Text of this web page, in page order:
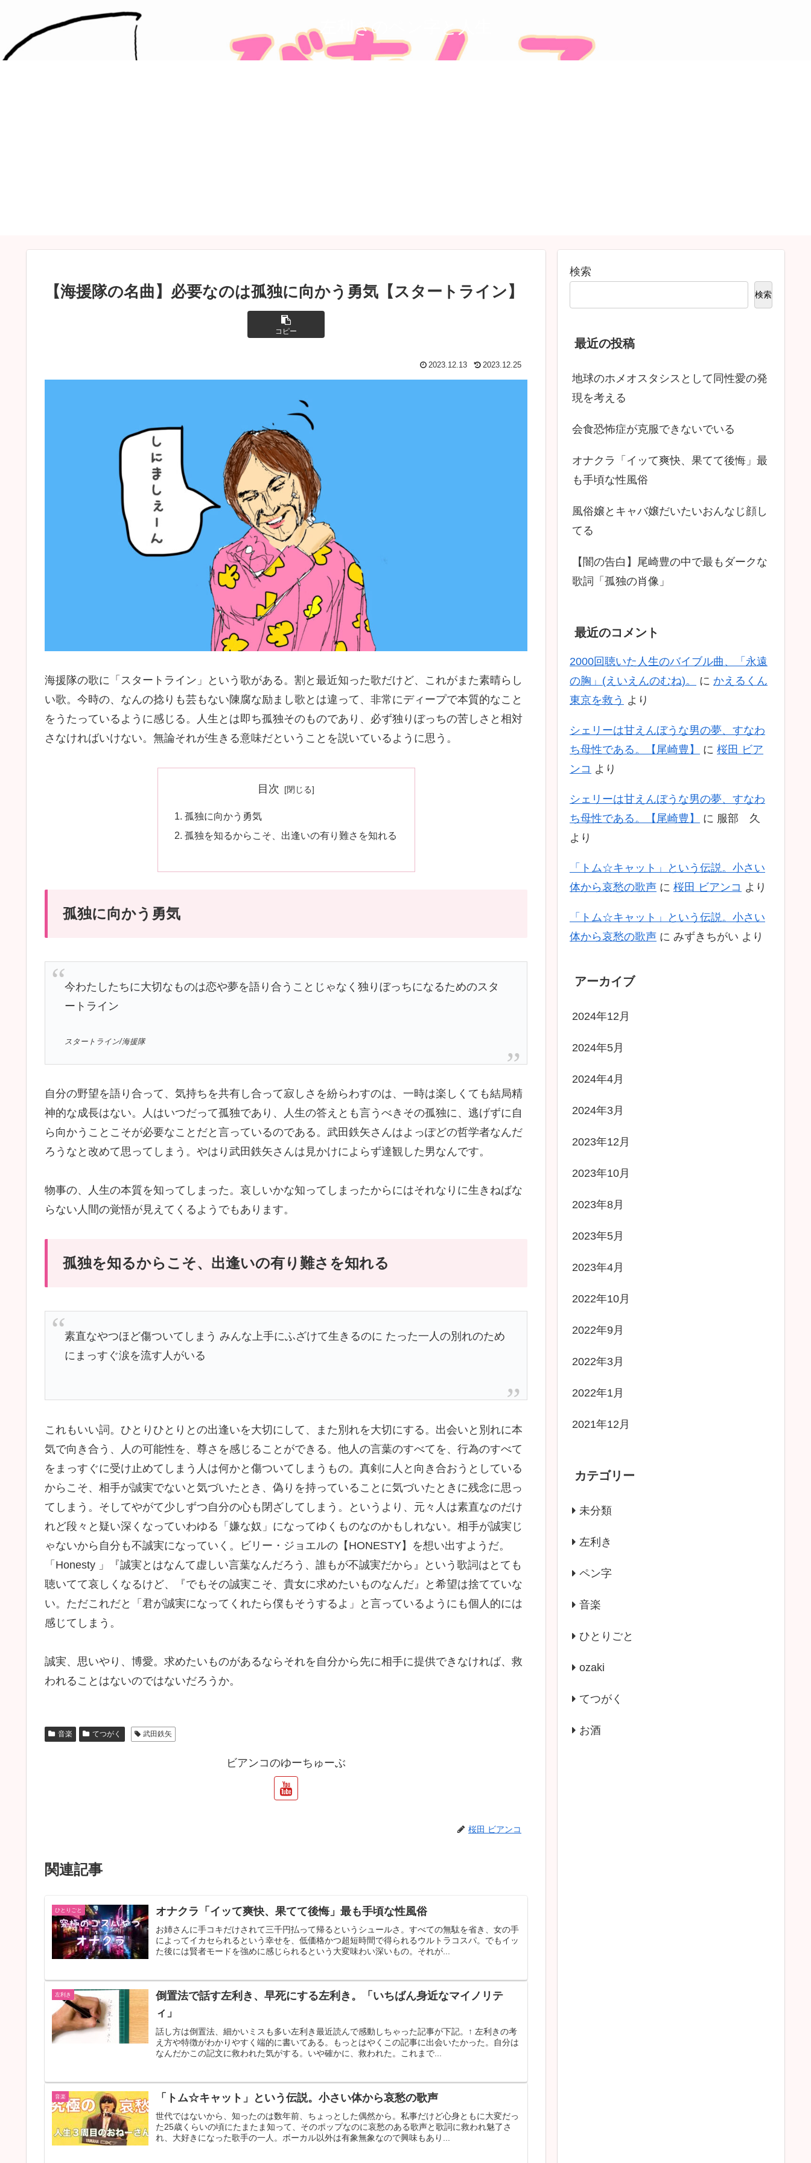
左利きのペン字と人生
【海援隊の名曲】必要なのは孤独に向かう勇気【スタートライン】
コピー
2023.12.13 2023.12.25
海援隊の歌に「スタートライン」という歌がある。割と最近知った歌だけど、これがまた素晴らし
い歌。今時の、なんの捻りも芸もない陳腐な励まし歌とは違って、非常にディープで本質的なこと
をうたっているように感じる。人生とは即ち孤独そのものであり、必ず独りぼっちの苦しさと相対
さなければいけない。無論それが生きる意味だということを説いているように思う。
目次
孤独に向かう勇気
孤独を知るからこそ、出逢いの有り難さを知れる
孤独に向かう勇気
今わたしたちに大切なものは恋や夢を語り合うことじゃなく独りぼっちになるためのスタ
ートライン
スタートライン/海援隊
自分の野望を語り合って、気持ちを共有し合って寂しさを紛らわすのは、一時は楽しくても結局精
神的な成長はない。人はいつだって孤独であり、人生の答えとも言うべきその孤独に、逃げずに自
ら向かうことこそが必要なことだと言っているのである。武田鉄矢さんはよっぽどの哲学者なんだ
ろうなと改めて思ってしまう。やはり武田鉄矢さんは見かけによらず達観した男なんです。
物事の、人生の本質を知ってしまった。哀しいかな知ってしまったからにはそれなりに生きねばな
らない人間の覚悟が見えてくるようでもあります。
孤独を知るからこそ、出逢いの有り難さを知れる
素直なやつほど傷ついてしまう みんな上手にふざけて生きるのに たった一人の別れのため
にまっすぐ涙を流す人がいる
これもいい詞。ひとりひとりとの出逢いを大切にして、また別れを大切にする。出会いと別れに本
気で向き合う、人の可能性を、尊さを感じることができる。他人の言葉のすべてを、行為のすべて
をまっすぐに受け止めてしまう人は何かと傷ついてしまうもの。真剣に人と向き合おうとしている
からこそ、相手が誠実でないと気づいたとき、偽りを持っていることに気づいたときに残念に思っ
てしまう。そしてやがて少しずつ自分の心も閉ざしてしまう。というより、元々人は素直なのだけ
れど段々と疑い深くなっていわゆる「嫌な奴」になってゆくものなのかもしれない。相手が誠実じ
ゃないから自分も不誠実になっていく。ビリー・ジョエルの【HONESTY】を想い出すようだ。
「Honesty 」『誠実とはなんて虚しい言葉なんだろう、誰もが不誠実だから』という歌詞はとても
聴いてて哀しくなるけど、『でもその誠実こそ、貴女に求めたいものなんだ』と希望は捨てていな
い。ただこれだと「君が誠実になってくれたら僕もそうするよ」と言っているようにも個人的には
感じてしまう。
誠実、思いやり、博愛。求めたいものがあるならそれを自分から先に相手に提供できなければ、救
われることはないのではないだろうか。
音楽 てつがく 武田鉄矢
ビアンコのゆーちゅーぶ
桜田 ビアンコ
関連記事
ひとりごと オナクラ「イッて爽快、果てて後悔」最も手頃な性風俗
お姉さんに手コキだけされて三千円払って帰るというシュールさ。すべての無駄を省き、女の手
によってイカセられるという幸せを、低価格かつ超短時間で得られるウルトラコスパ。でもイッ
た後には賢者モードを強めに感じられるという大変味わい深いもの。それが...
左利き
倒置法で話す左利き、早死にする左利き。「いちばん身近なマイノリテ
ィ」
話し方は倒置法、細かいミスも多い左利き最近読んで感動しちゃった記事が下記。↑ 左利きの考
え方や特徴がわかりやすく端的に書いてある。もっとはやくこの記事に出会いたかった。自分は
なんだかこの記文に救われた気がする。いや確かに、救われた。これまで...
音楽 「トム☆キャット」という伝説。小さい体から哀愁の歌声
世代ではないから、知ったのは数年前、ちょっとした偶然から。私事だけど心身ともに大変だっ
た25歳くらいの頃にたまたま知って、そのポップなのに哀愁のある歌声と歌詞に救われ魅了さ
れ、大好きになった歌手の一人。ボーカル以外は有象無象なので興味もあり...
検索
検索
最近の投稿
地球のホメオスタシスとして同性愛の発
現を考える
会食恐怖症が克服できないでいる
オナクラ「イッて爽快、果てて後悔」最
も手頃な性風俗
風俗嬢とキャバ嬢だいたいおんなじ顔し
てる
【闇の告白】尾崎豊の中で最もダークな
歌詞「孤独の肖像」
最近のコメント
2000回聴いた人生のバイブル曲、「永遠
の胸」(えいえんのむね)。
に かえるくん
東京を救う より
シェリーは甘えんぼうな男の夢、すなわ
ち母性である。【尾崎豊】
に 桜田 ビア
ンコ より
シェリーは甘えんぼうな男の夢、すなわ
ち母性である。【尾崎豊】
に 服部 久
より
「トム☆キャット」という伝説。小さい
体から哀愁の歌声 に 桜田 ビアンコ より
「トム☆キャット」という伝説。小さい
体から哀愁の歌声 に みずきちがい より
アーカイブ
2024年12月
2024年5月
2024年4月
2024年3月
2023年12月
2023年10月
2023年8月
2023年5月
2023年4月
2022年10月
2022年9月
2022年3月
2022年1月
2021年12月
カテゴリー
未分類
左利き
ペン字
音楽
ひとりごと
ozaki
てつがく
お酒